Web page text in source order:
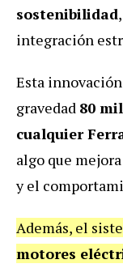
sostenibilidad
integración
Esta
gravedad 80
cualquier
algo que
y el
Además, el
motores